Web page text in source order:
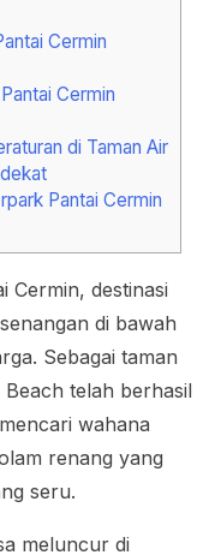
Cermin
Cermin
di Taman Air
Pantai Cermin
Cermin, destinasi
di bawah
Sebagai taman
telah berhasil
wahana
renang yang
seru.
meluncur di